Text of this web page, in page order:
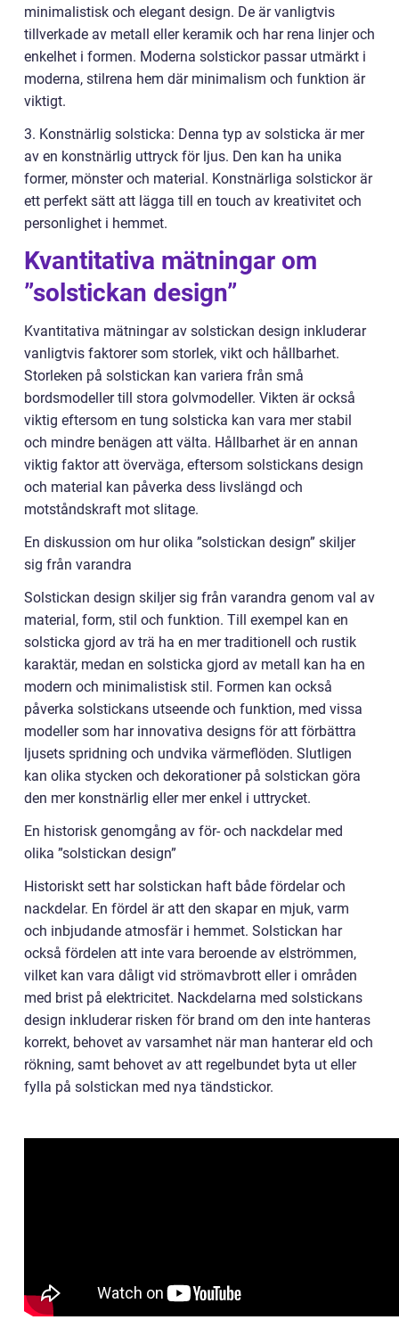
minimalistisk och elegant design. De är vanligtvis
tillverkade av metall eller keramik och har rena linjer och
enkelhet i formen. Moderna solstickor passar utmärkt i
moderna, stilrena hem där minimalism och funktion är
viktigt.
3. Konstnärlig solsticka: Denna typ av solsticka är mer
av en konstnärlig uttryck för ljus. Den kan ha unika
former, mönster och material. Konstnärliga solstickor är
ett perfekt sätt att lägga till en touch av kreativitet och
personlighet i hemmet.
Kvantitativa mätningar om
”solstickan design”
Kvantitativa mätningar av solstickan design inkluderar
vanligtvis faktorer som storlek, vikt och hållbarhet.
Storleken på solstickan kan variera från små
bordsmodeller till stora golvmodeller. Vikten är också
viktig eftersom en tung solsticka kan vara mer stabil
och mindre benägen att välta. Hållbarhet är en annan
viktig faktor att överväga, eftersom solstickans design
och material kan påverka dess livslängd och
motståndskraft mot slitage.
En diskussion om hur olika ”solstickan design” skiljer
sig från varandra
Solstickan design skiljer sig från varandra genom val av
material, form, stil och funktion. Till exempel kan en
solsticka gjord av trä ha en mer traditionell och rustik
karaktär, medan en solsticka gjord av metall kan ha en
modern och minimalistisk stil. Formen kan också
påverka solstickans utseende och funktion, med vissa
modeller som har innovativa designs för att förbättra
ljusets spridning och undvika värmeflöden. Slutligen
kan olika stycken och dekorationer på solstickan göra
den mer konstnärlig eller mer enkel i uttrycket.
En historisk genomgång av för- och nackdelar med
olika ”solstickan design”
Historiskt sett har solstickan haft både fördelar och
nackdelar. En fördel är att den skapar en mjuk, varm
och inbjudande atmosfär i hemmet. Solstickan har
också fördelen att inte vara beroende av elströmmen,
vilket kan vara dåligt vid strömavbrott eller i områden
med brist på elektricitet. Nackdelarna med solstickans
design inkluderar risken för brand om den inte hanteras
korrekt, behovet av varsamhet när man hanterar eld och
rökning, samt behovet av att regelbundet byta ut eller
fylla på solstickan med nya tändstickor.